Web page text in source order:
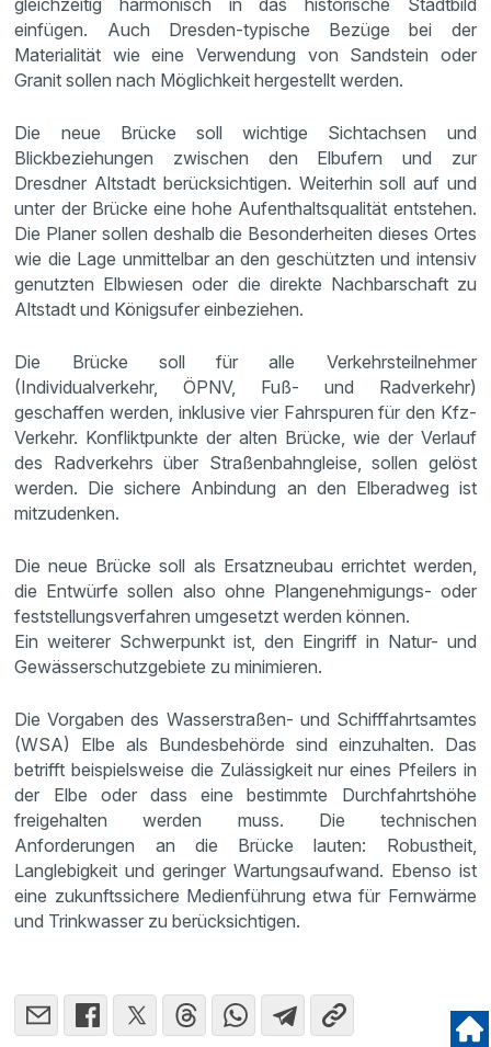
einfügen. Auch Dresden-typische Bezüge bei der
Materialität wie eine Verwendung von Sandstein oder
Granit sollen nach Möglichkeit hergestellt werden.
Die neue Brücke soll wichtige Sichtachsen und
Blickbeziehungen zwischen den Elbufern und zur
Dresdner Altstadt berücksichtigen. Weiterhin soll auf und
unter der Brücke eine hohe Aufenthaltsqualität entstehen.
Die Planer sollen deshalb die Besonderheiten dieses Ortes
wie die Lage unmittelbar an den geschützten und intensiv
genutzten Elbwiesen oder die direkte Nachbarschaft zu
Altstadt und Königsufer einbeziehen.
Die Brücke soll für alle Verkehrsteilnehmer
(Individualverkehr, ÖPNV, Fuß- und Radverkehr)
geschaffen werden, inklusive vier Fahrspuren für den Kfz-
Verkehr. Konfliktpunkte der alten Brücke, wie der Verlauf
des Radverkehrs über Straßenbahngleise, sollen gelöst
werden. Die sichere Anbindung an den Elberadweg ist
mitzudenken.
Die neue Brücke soll als Ersatzneubau errichtet werden,
die Entwürfe sollen also ohne Plangenehmigungs- oder
feststellungsverfahren umgesetzt werden können.
Ein weiterer Schwerpunkt ist, den Eingriff in Natur- und
Gewässerschutzgebiete zu minimieren.
Die Vorgaben des Wasserstraßen- und Schifffahrtsamtes
(WSA) Elbe als Bundesbehörde sind einzuhalten. Das
betrifft beispielsweise die Zulässigkeit nur eines Pfeilers in
der Elbe oder dass eine bestimmte Durchfahrtshöhe
freigehalten werden muss. Die technischen
Anforderungen an die Brücke lauten: Robustheit,
Langlebigkeit und geringer Wartungsaufwand. Ebenso ist
eine zukunftssichere Medienführung etwa für Fernwärme
und Trinkwasser zu berücksichtigen.